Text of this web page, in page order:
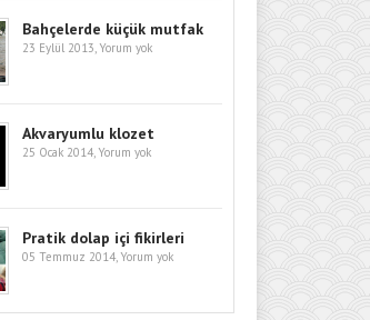
Bahçelerde küçük mutfak
23 Eylül 2013, Yorum yok
Akvaryumlu klozet
25 Ocak 2014, Yorum yok
Pratik dolap içi fikirleri
05 Temmuz 2014, Yorum yok